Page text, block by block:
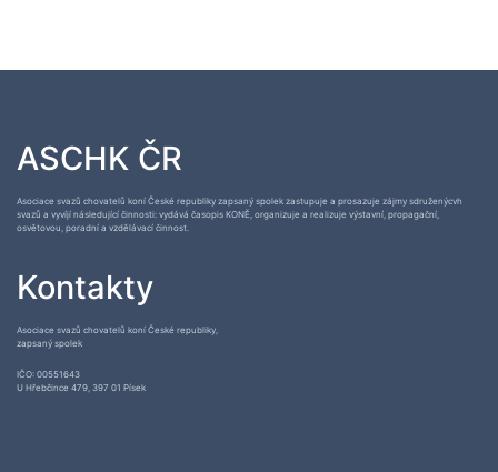
ASCHK ČR
Asociace svazů chovatelů koní České republiky zapsaný spolek zastupuje a prosazuje zájmy sdruženýcvh
svazů a vyvíjí následující činnosti: vydává časopis KONĚ, organizuje a realizuje výstavní, propagační,
osvětovou, poradní a vzdělávací činnost.
Kontakty
Asociace svazů chovatelů koní České republiky,
zapsaný spolek
IČO: 00551643
U Hřebčince 479, 397 01 Písek